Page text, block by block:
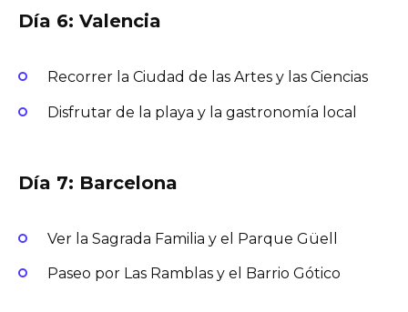
Día 6: Valencia
Recorrer la Ciudad de las Artes y las Ciencias
Disfrutar de la playa y la gastronomía local
Día 7: Barcelona
Ver la Sagrada Familia y el Parque Güell
Paseo por Las Ramblas y el Barrio Gótico